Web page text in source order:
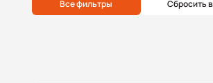
Все фильтры Сбросить